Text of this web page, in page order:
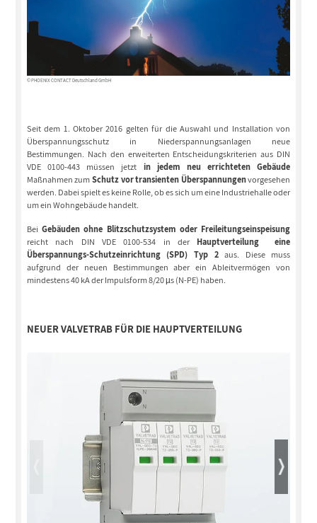
© PHOENIX CONTACT Deutschland GmbH
Seit dem 1. Oktober 2016 gelten für die Auswahl und Installation von
Überspannungsschutz in Niederspannungsanlagen neue
Bestimmungen. Nach den erweiterten Entscheidungskriterien aus DIN
VDE 0100-443 müssen jetzt in jedem neu errichteten Gebäude
Maßnahmen zumSchutz vor transienten Überspannungenvorgesehen
werden. Dabei spielt es keine Rolle, ob es sich um eine Industriehalle oder
um ein Wohngebäude handelt.
Bei Gebäuden ohne Blitzschutzsystem oder Freileitungseinspeisung
reicht nach DIN VDE 0100-534 in der Hauptverteilung eine
Überspannungs-Schutzeinrichtung (SPD) Typ 2aus. Diese muss
aufgrund der neuen Bestimmungen aber ein Ableitvermögen von
mindestens 40 kA der Impulsform 8/20 µs (N-PE) haben.
NEUER VALVETRAB FÜR DIE HAUPTVERTEILUNG